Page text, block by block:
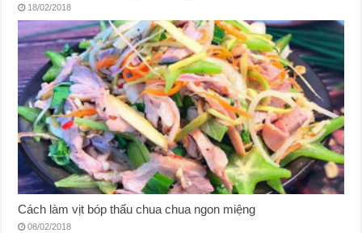
18/02/2018
Cách làm vịt bóp thấu chua chua ngon miệng
08/02/2018